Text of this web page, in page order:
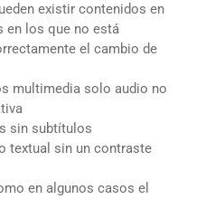
existir contenidos en
en los que no está
el cambio de
multimedia solo audio no
sin subtítulos
textual sin un contraste
en algunos casos el